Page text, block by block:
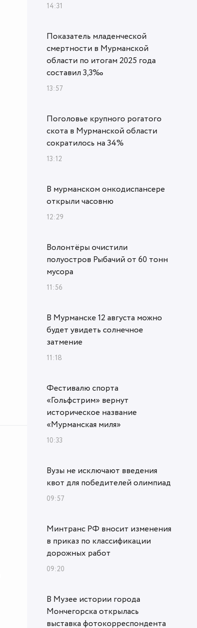
14:31
Показатель младенческой
смертности в Мурманской
области по итогам 2025 года
составил 3,3‰
13:57
Поголовье крупного рогатого
скота в Мурманской области
сократилось на 34%
13:12
В мурманском онкодиспансере
открыли часовню
12:29
Волонтёры очистили
полуостров Рыбачий от 60 тонн
мусора
11:56
В Мурманске 12 августа можно
будет увидеть солнечное
затмение
11:18
Фестивалю спорта
«Гольфстрим» вернут
историческое название
«Мурманская миля»
10:33
Вузы не исключают введения
квот для победителей олимпиад
09:57
Минтранс РФ вносит изменения
в приказ по классификации
дорожных работ
09:20
В Музее истории города
Мончегорска открылась
выставка фотокорреспондента